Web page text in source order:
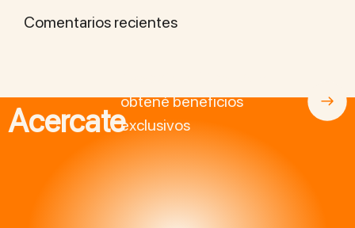
Comentarios recientes
Acercate
obtené beneficios
exclusivos